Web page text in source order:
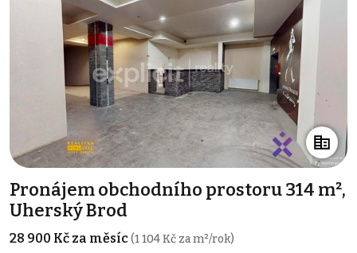
Pronájem obchodního prostoru 314 m²,
Uherský Brod
28 900 Kč za měsíc(1 104 Kč za m²/rok)